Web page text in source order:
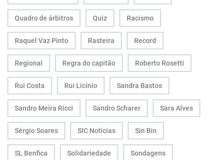
Quadro de árbitros Quiz Racismo
Raquel Vaz Pinto Rasteira Record
Regional Regra do capitão Roberto Rosetti
Rui Costa Rui Licínio Sandra Bastos
Sandro Meira Ricci Sandro Scharer Sara Alves
Sérgio Soares SIC Notícias Sin Bin
SL Benfica Solidariedade Sondagens